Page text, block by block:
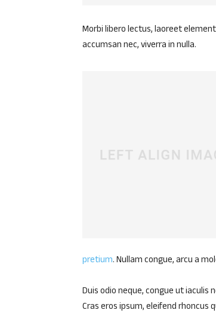
Morbi libero lectus, laoreet
accumsan nec, viverra in nulla.
pretium. Nullam congue, arcu a
Duis odio neque, congue ut iaculis
Cras eros ipsum, eleifend rhoncus